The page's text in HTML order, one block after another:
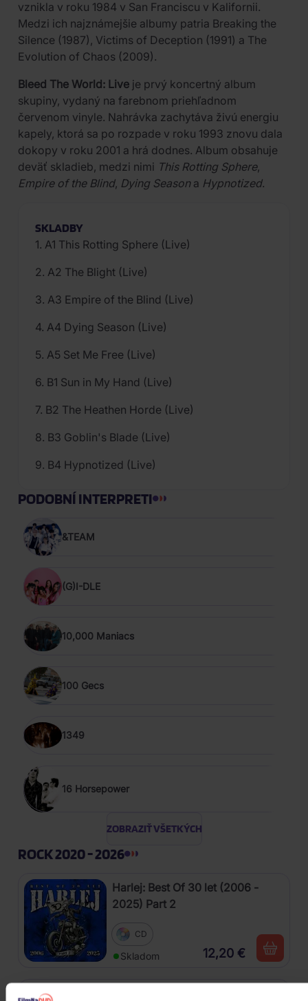
vznikla v roku 1984 v San Franciscu v Kalifornii.
Medzi ich najznámejšie albumy patria Breaking the
Silence (1987), Victims of Deception (1991) a The
Evolution of Chaos (2009).
Bleed The World: Live je prvý koncertný album
skupiny, vydaný na farebnom priehľadnom
červenom vinyle. Nahrávka zachytáva živú energiu
kapely, ktorá sa po rozpade v roku 1993 znovu dala
dokopy v roku 2001 a hrá dodnes. Album obsahuje
deväť skladieb, medzi nimi This Rotting Sphere,
Empire of the Blind, Dying Seasona Hypnotized.
SKLADBY
1. A1 This Rotting Sphere (Live)
2. A2 The Blight (Live)
3. A3 Empire of the Blind (Live)
4. A4 Dying Season (Live)
5. A5 Set Me Free (Live)
6. B1 Sun in My Hand (Live)
7. B2 The Heathen Horde (Live)
8. B3 Goblin's Blade (Live)
9. B4 Hypnotized (Live)
PODOBNÍ INTERPRETI
&TEAM
(G)I-DLE
10,000 Maniacs
100 Gecs
1349
16 Horsepower
ZOBRAZIŤ VŠETKÝCH
ROCK 2020 - 2026
Harlej: Best Of 30 let (2006 -
2025) Part 2
CD
Skladom 12,20 €